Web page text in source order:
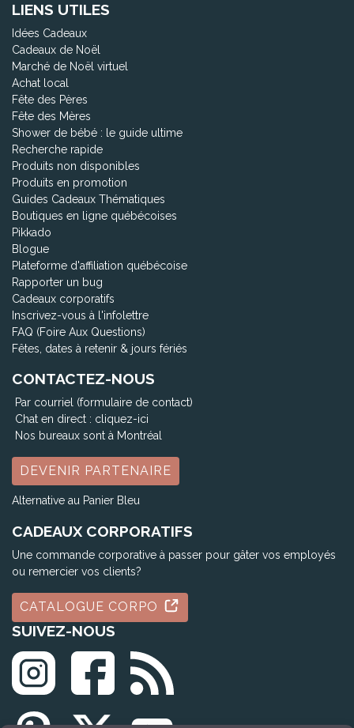
LIENS UTILES
Idées Cadeaux
Cadeaux de Noël
Marché de Noël virtuel
Achat local
Fête des Pères
Fête des Mères
Shower de bébé : le guide ultime
Recherche rapide
Produits non disponibles
Produits en promotion
Guides Cadeaux Thématiques
Boutiques en ligne québécoises
Pikkado
Blogue
Plateforme d'affiliation québécoise
Rapporter un bug
Cadeaux corporatifs
Inscrivez-vous à l'infolettre
FAQ (Foire Aux Questions)
Fêtes, dates à retenir & jours fériés
CONTACTEZ-NOUS
Par courriel (formulaire de contact)
Chat en direct : cliquez-ici
Nos bureaux sont à Montréal
DEVENIR PARTENAIRE
Alternative au Panier Bleu
CADEAUX CORPORATIFS
Une commande corporative à passer pour gâter vos employés
ou remercier vos clients?
CATALOGUE CORPO
SUIVEZ-NOUS